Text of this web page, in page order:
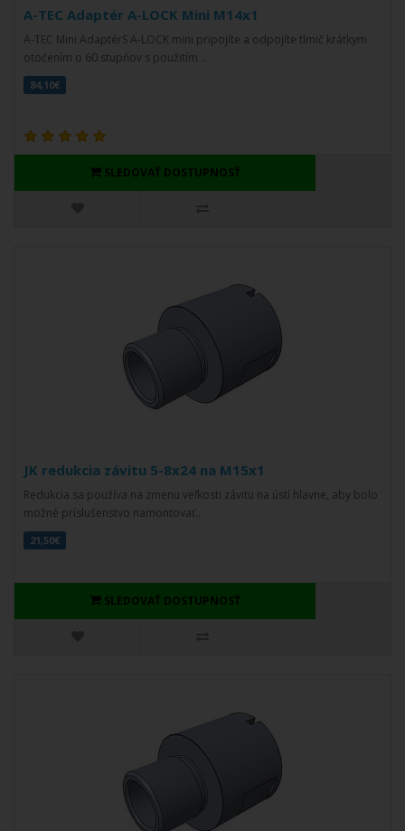
A-TEC Adaptér A-LOCK Mini M14x1
A-TEC Mini AdaptérS A-LOCK mini pripojíte a odpojíte tlmič krátkym
otočením o 60 stupňov s použitím ..
84,10€
SLEDOVAŤ DOSTUPNOSŤ
JK redukcia závitu 5-8x24 na M15x1
Redukcia sa používa na zmenu veľkosti závitu na ústí hlavne, aby bolo
možné príslušenstvo namontovať..
21,50€
SLEDOVAŤ DOSTUPNOSŤ